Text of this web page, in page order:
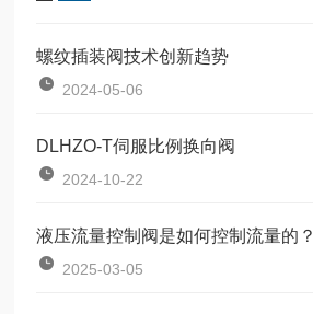
螺纹插装阀技术创新趋势
2024-05-06
DLHZO-T伺服比例换向阀
2024-10-22
液压流量控制阀是如何控制流量的？
2025-03-05